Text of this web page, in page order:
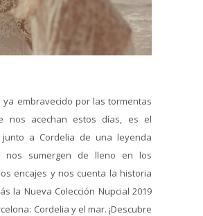
ya embravecido por las tormentas
nos acechan estos días, es el
junto a Cordelia de una leyenda
nos sumergen de lleno en los
encajes y nos cuenta la historia
la Nueva Colección Nupcial 2019
Cordelia y el mar. ¡Descubre